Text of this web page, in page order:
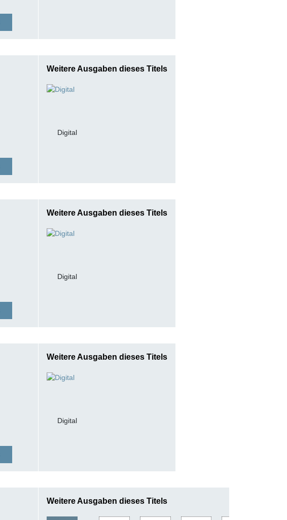
Weitere Ausgaben dieses Titels
Digital
Weitere Ausgaben dieses Titels
Digital
Weitere Ausgaben dieses Titels
Digital
Weitere Ausgaben dieses Titels